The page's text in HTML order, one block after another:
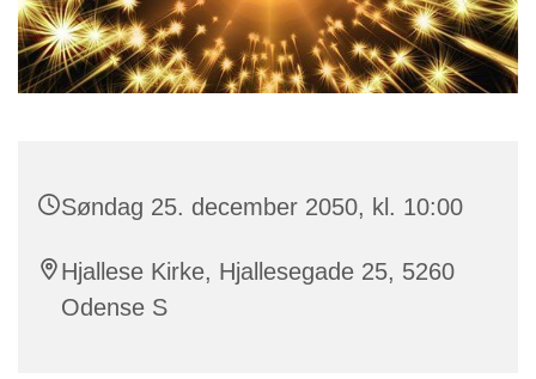
Søndag 25. december 2050, kl. 10:00
Hjallese Kirke, Hjallesegade 25, 5260
Odense S